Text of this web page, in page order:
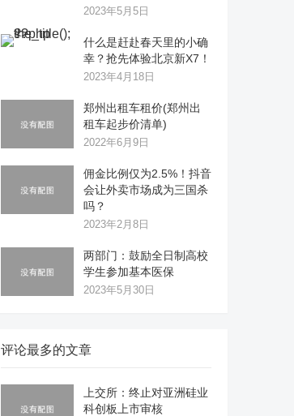
2023年5月5日
什么是赶赴春天里的小确
幸？抢先体验北京新X7！
2023年4月18日
郑州出租车租价(郑州出
租车起步价清单)
2022年6月9日
佣金比例仅为2.5%！抖音
会让外卖市场成为三国杀
吗？
2023年2月8日
两部门：鼓励全日制高校
学生参加基本医保
2023年5月30日
评论最多的文章
上交所：终止对亚洲硅业
科创板上市审核